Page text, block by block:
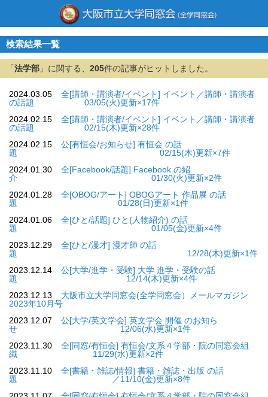
検索結果一覧
「 法学部 」に関する、 205件の記事がヒットしました。
2024.03.05
全[講師・講演者/イベント] イベント／講師・講演者
の話題 03/05(火)更新×17件
2024.02.15
全[講師・講演者/イベント] イベント／講師・講演者
の話題 02/15(木)更新×28件
2024.02.15
公[有恒会/お知らせ] 有恒会 の話
題 02/15(木)更新×7件
2024.01.30
全[Facebook/話題] Facebook の紹
介 01/30(火)更新×2件
2024.01.28
全[OBOG/アート] OBOGアート 作品展 の話
題 01/28(日)更新×1件
2024.01.06
全[ひと/話題] ひと(人物紹介) の話
題 01/05(金)更新×4件
2023.12.29
全[ひと/漫才] 漫才師 の話
題 12/28(木)更新×1件
2023.12.14
公[大学/進学・受験] 大学 進学・受験の話
題 12/14(木)更新×4件
2023.12.13
大阪市立大学同窓会(全学同窓会）メールマガジン
2023年10月号
2023.12.07
公[大学/英文学会] 英文学会 開催 のお知ら
せ 12/06(水)更新×1件
2023.11.30
全[同窓/有恒会] 有恒会/文系４学部・院の同窓会組
織 11/29(水)更新×2件
2023.11.10
全[書籍・雑誌/情報] 書籍・雑誌・出版 の話
題 ／11/10(金)更新×8件